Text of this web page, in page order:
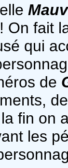
On fait
qui
de
fin on
les